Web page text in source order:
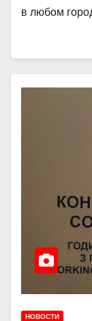
в любом
НОВОСТИ